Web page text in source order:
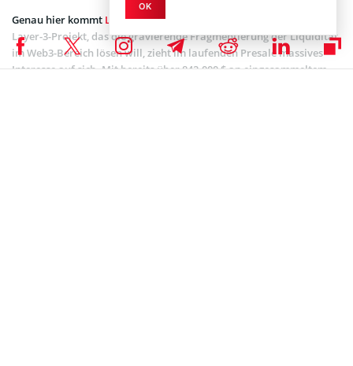
Genau hier kommt LiquidChain (LIQUID)
Layer-3-Projekt, das die gravierende Fragmentierung der Liquidität
im Web3-Bereich lösen will, zieht im laufenden Presale massives
Interesse auf sich. Mit bereits über 842.000 $ an eingesammeltem
OK